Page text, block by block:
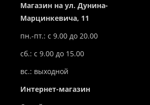
Магазин на ул. Дунина-
Марцинкевича, 11
пн.-пт.: с 9.00 до 20.00
сб.: с 9.00 до 15.00
вс.: выходной
Интернет-магазин